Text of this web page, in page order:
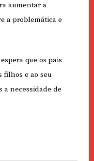
aumentar a
a problemática e
que os pais
filhos e ao seu
necessidade de